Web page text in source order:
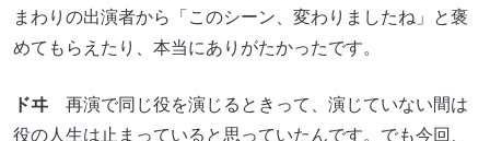
まわりの出演者から「このシーン、変わりましたね」と褒
めてもらえたり、本当にありがたかったです。
ドヰ 再演で同じ役を演じるときって、演じていない間は
役の人生は止まっていると思っていたんです。でも今回、